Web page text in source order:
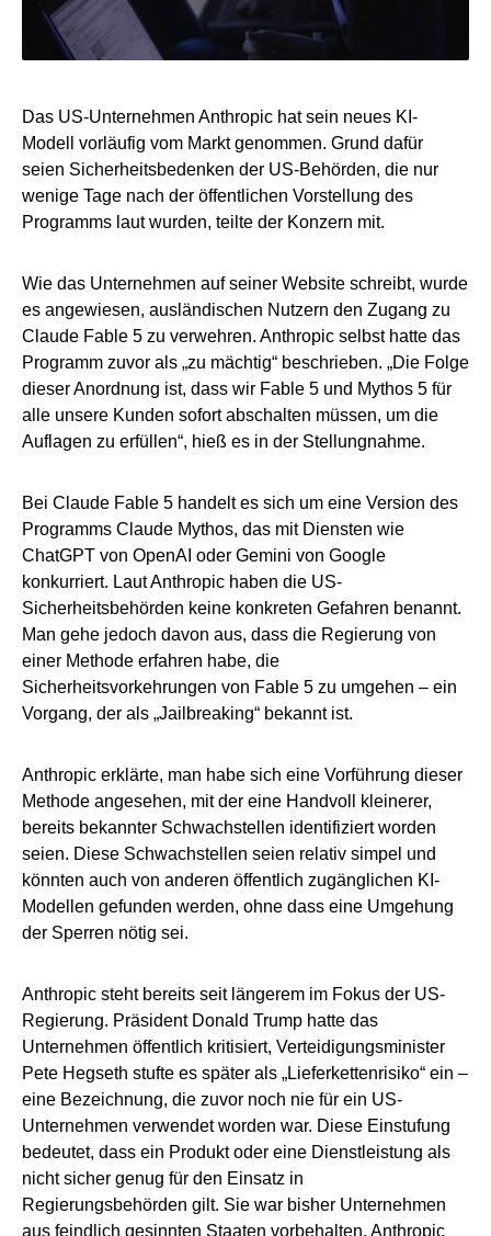
Das US-Unternehmen Anthropic hat sein neues KI-
Modell vorläufig vom Markt genommen. Grund dafür
seien Sicherheitsbedenken der US-Behörden, die nur
wenige Tage nach der öffentlichen Vorstellung des
Programms laut wurden, teilte der Konzern mit.
Wie das Unternehmen auf seiner Website schreibt, wurde
es angewiesen, ausländischen Nutzern den Zugang zu
Claude Fable 5 zu verwehren. Anthropic selbst hatte das
Programm zuvor als „zu mächtig“ beschrieben. „Die Folge
dieser Anordnung ist, dass wir Fable 5 und Mythos 5 für
alle unsere Kunden sofort abschalten müssen, um die
Auflagen zu erfüllen“, hieß es in der Stellungnahme.
Bei Claude Fable 5 handelt es sich um eine Version des
Programms Claude Mythos, das mit Diensten wie
ChatGPT von OpenAI oder Gemini von Google
konkurriert. Laut Anthropic haben die US-
Sicherheitsbehörden keine konkreten Gefahren benannt.
Man gehe jedoch davon aus, dass die Regierung von
einer Methode erfahren habe, die
Sicherheitsvorkehrungen von Fable 5 zu umgehen – ein
Vorgang, der als „Jailbreaking“ bekannt ist.
Anthropic erklärte, man habe sich eine Vorführung dieser
Methode angesehen, mit der eine Handvoll kleinerer,
bereits bekannter Schwachstellen identifiziert worden
seien. Diese Schwachstellen seien relativ simpel und
könnten auch von anderen öffentlich zugänglichen KI-
Modellen gefunden werden, ohne dass eine Umgehung
der Sperren nötig sei.
Anthropic steht bereits seit längerem im Fokus der US-
Regierung. Präsident Donald Trump hatte das
Unternehmen öffentlich kritisiert, Verteidigungsminister
Pete Hegseth stufte es später als „Lieferkettenrisiko“ ein –
eine Bezeichnung, die zuvor noch nie für ein US-
Unternehmen verwendet worden war. Diese Einstufung
bedeutet, dass ein Produkt oder eine Dienstleistung als
nicht sicher genug für den Einsatz in
Regierungsbehörden gilt. Sie war bisher Unternehmen
aus feindlich gesinnten Staaten vorbehalten. Anthropic